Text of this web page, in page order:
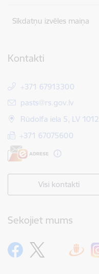
Sīkdatņu izvēles maiņa
Kontakti
+371 67913300
E-pasts:
pasts@rs.gov.lv
Rūdolfa iela 5, LV 1012
+371 67075600
Visi kontakti
Sekojiet mums